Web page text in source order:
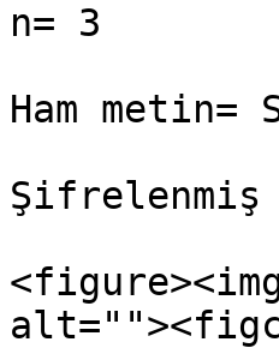
n= 3
Ham metin=
Şifrelenmiş